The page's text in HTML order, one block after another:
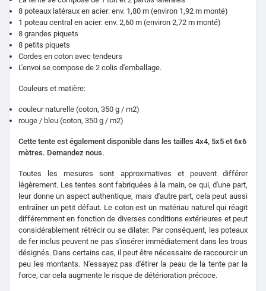
8 poteaux latéraux en acier: env. 1,80 m (environ 1,92 m monté)
1 poteau central en acier: env. 2,60 m (environ 2,72 m monté)
8 grandes piquets
8 petits piquets
Cordes en coton avec tendeurs
L'envoi se compose de 2 colis d'emballage.
Couleurs et matière:
couleur naturelle (coton, 350 g / m2)
rouge / bleu (coton, 350 g / m2)
Cette tente est également disponible dans les tailles 4x4, 5x5 et 6x6
mètres. Demandez nous.
Toutes les mesures sont approximatives et peuvent différer
légèrement. Les tentes sont fabriquées à la main, ce qui, d'une part,
leur donne un aspect authentique, mais d'autre part, cela peut aussi
entraîner un petit défaut. Le coton est un matériau naturel qui réagit
différemment en fonction de diverses conditions extérieures et peut
considérablement rétrécir ou se dilater. Par conséquent, les poteaux
de fer inclus peuvent ne pas s'insérer immédiatement dans les trous
désignés. Dans certains cas, il peut être nécessaire de raccourcir un
peu les montants. N'essayez pas d'étirer la peau de la tente par la
force, car cela augmente le risque de détérioration précoce.